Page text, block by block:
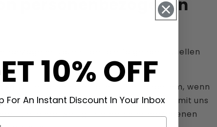
personenbezogenen
Daten über die folgenden Quellen
Wir erfassen die Daten unter anderem, wenn
die Services aufrufen oder nutzen, mit uns
uns anderweitig Ihre personenbezogenen
10% OFF
For An Instant Discount In Your Inbox